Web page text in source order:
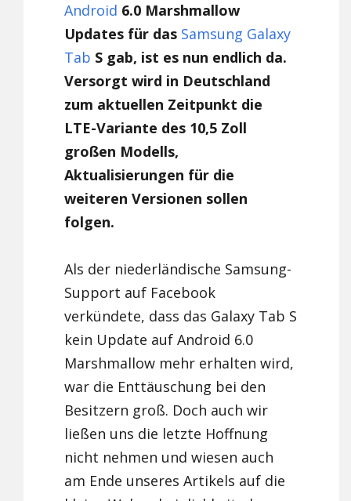
Android 6.0 Marshmallow
Updates für das Samsung Galaxy
Tab S gab, ist es nun endlich da.
Versorgt wird in Deutschland
zum aktuellen Zeitpunkt die
LTE-Variante des 10,5 Zoll
großen Modells,
Aktualisierungen für die
weiteren Versionen sollen
folgen.
Als der niederländische Samsung-
Support auf Facebook
verkündete, dass das Galaxy Tab S
kein Update auf Android 6.0
Marshmallow mehr erhalten wird,
war die Enttäuschung bei den
Besitzern groß. Doch auch wir
ließen uns die letzte Hoffnung
nicht nehmen und wiesen auch
am Ende unseres Artikels auf die